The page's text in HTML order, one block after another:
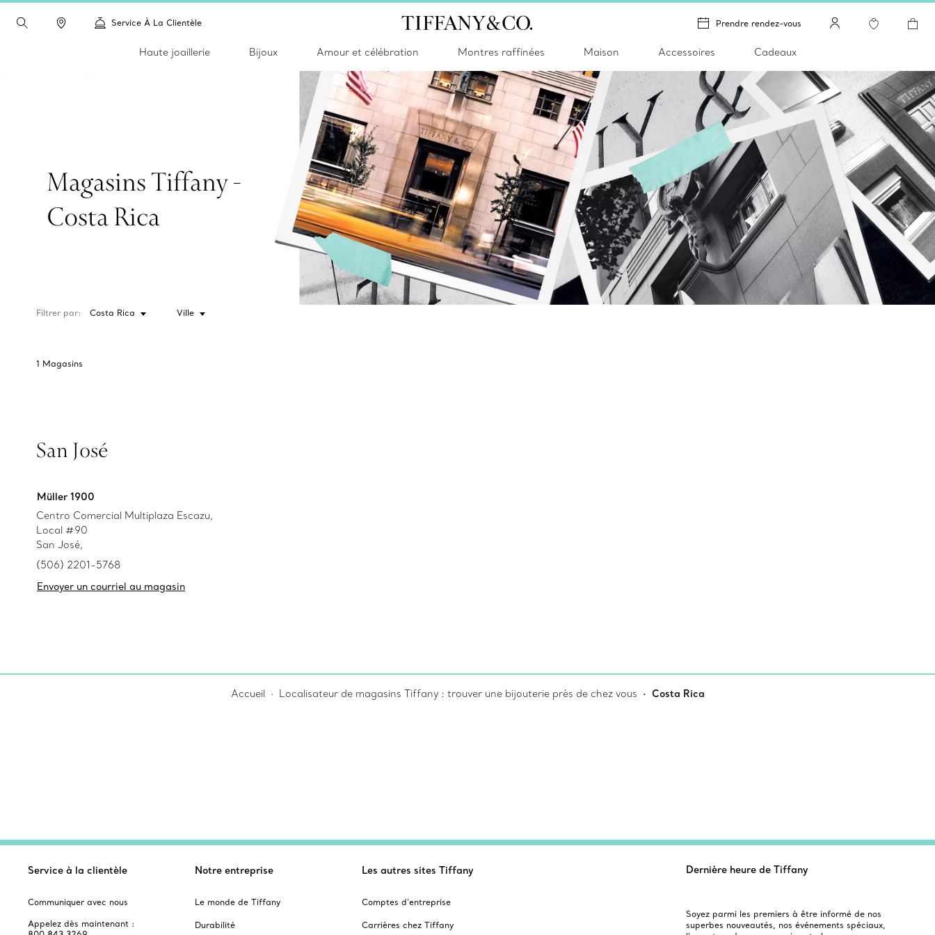
Service À La Clientèle Prendre rendez-vous
Haute joaillerie Bijoux Amour et célébration Montres raffinées Maison Accessoires Cadeaux
Magasins Tiffany -
Costa Rica
Filtrer par: Costa Rica Ville
1 Magasins
San José
Müller 1900
Centro Comercial Multiplaza Escazu,
Local #90
San José,
(506) 2201-5768
Envoyer un courriel au magasin
Accueil Localisateur de magasins Tiffany : trouver une bijouterie près de chez vous Costa Rica
Service à la clientèle
Communiquer avec nous
Appelez dès maintenant :
Notre entreprise
Le monde de Tiffany
Durabilité
Les autres sites Tiffany
Comptes d’entreprise
Carrières chez Tiffany
Dernière heure de Tiffany
Soyez parmi les premiers à être informé de nos
superbes nouveautés, nos événements spéciaux,